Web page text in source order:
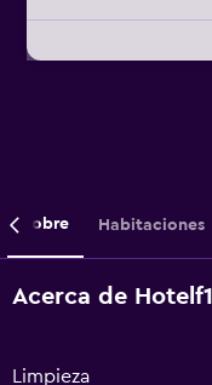
Sobre Habitaciones
Acerca de
Limpieza